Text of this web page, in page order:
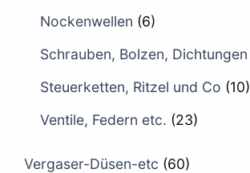
Nockenwellen (6)
Schrauben, Bolzen, Dichtungen
Steuerketten, Ritzel und Co (10)
Ventile, Federn etc. (23)
Vergaser-Düsen-etc (60)